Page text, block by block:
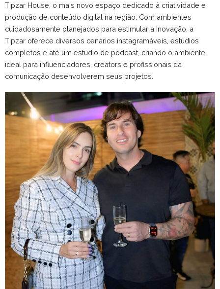
Tipzar House, o mais novo espaço dedicado à criatividade e
produção de conteúdo digital na região. Com ambientes
cuidadosamente planejados para estimular a inovação, a
Tipzar oferece diversos cenários instagramáveis, estúdios
completos e até um estúdio de podcast, criando o ambiente
ideal para influenciadores, creators e profissionais da
comunicação desenvolverem seus projetos.